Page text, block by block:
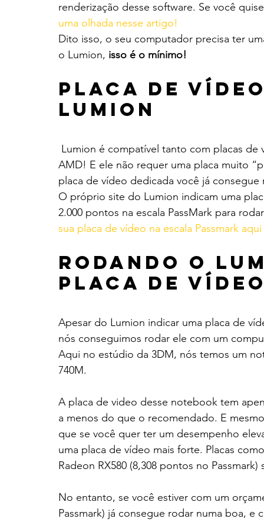
renderização desse software. Se você
uma olhada nesse artigo!
Dito isso, o seu computador precisa ter
o Lumion, isso é o mínimo!
Placa de
Lumion
AMD! E ele não requer uma placa muito
placa de vídeo dedicada você já consegue
O próprio site do Lumion indicam uma
2.000 pontos na escala PassMark para
sua placa de vídeo na escala Passmark aqui
Rodando o
placa de
Apesar do Lumion indicar uma placa de
nós conseguimos rodar ele com um
Aqui no estúdio da 3DM, nós temos um
740M.
A placa de video desse notebook tem
a menos do que o recomendado. E
que se você quer ter um desempenho
uma placa de vídeo mais forte. Placas
Radeon RX580 (8,308 pontos no
No entanto, se você estiver com um
Passmark) já consegue rodar numa boa, e